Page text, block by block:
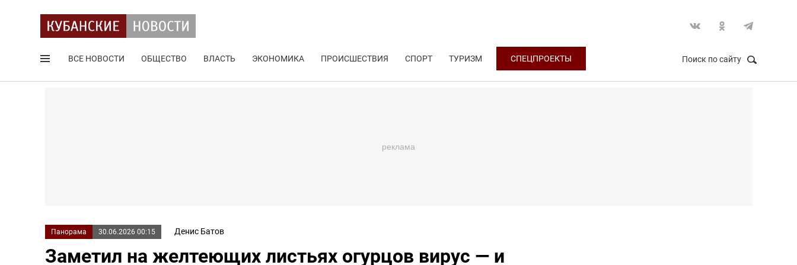
ВСЕ НОВОСТИ ОБЩЕСТВО ВЛАСТЬ ЭКОНОМИКА ПРОИСШЕСТВИЯ СПОРТ ТУРИЗМ СПЕЦПРОЕКТЫ Поиск по сайту
Панорама 30.06.2026 00:15 Денис Батов
Заметил на желтеющих листьях огурцов вирус — и